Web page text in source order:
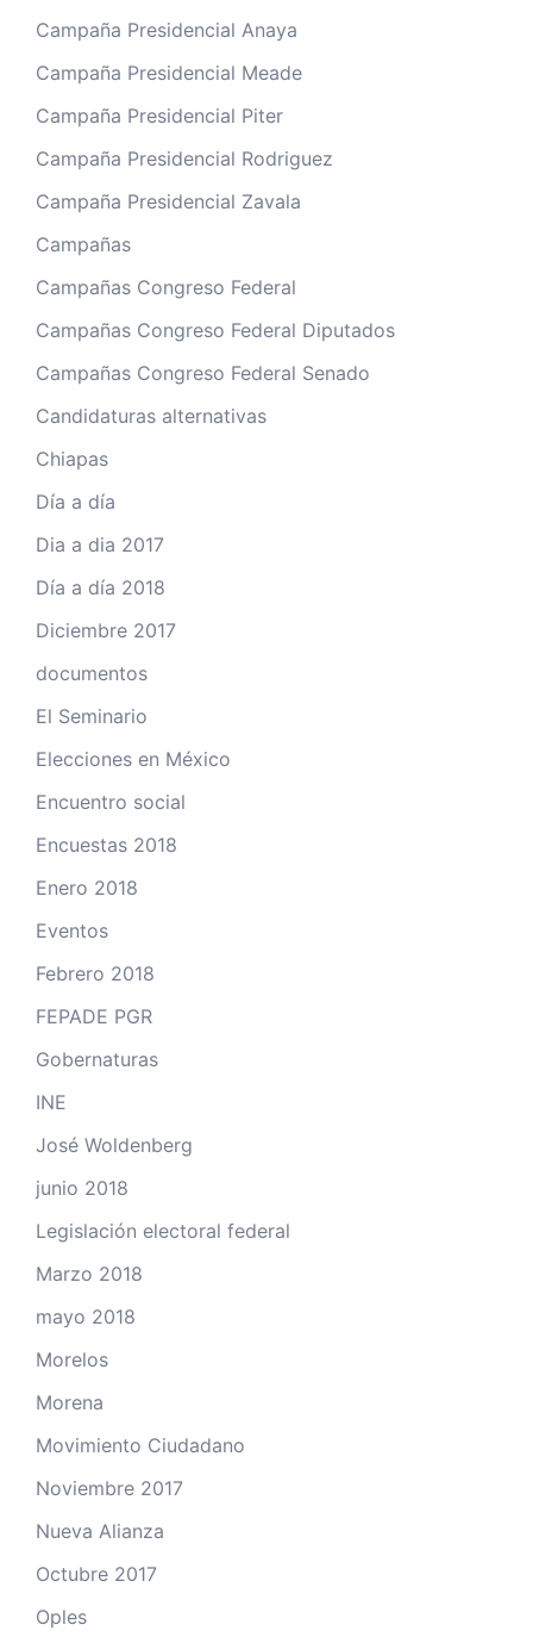
Campaña Presidencial Anaya
Campaña Presidencial Meade
Campaña Presidencial Piter
Campaña Presidencial Rodriguez
Campaña Presidencial Zavala
Campañas
Campañas Congreso Federal
Campañas Congreso Federal Diputados
Campañas Congreso Federal Senado
Candidaturas alternativas
Chiapas
Día a día
Dia a dia 2017
Día a día 2018
Diciembre 2017
documentos
El Seminario
Elecciones en México
Encuentro social
Encuestas 2018
Enero 2018
Eventos
Febrero 2018
FEPADE PGR
Gobernaturas
INE
José Woldenberg
junio 2018
Legislación electoral federal
Marzo 2018
mayo 2018
Morelos
Morena
Movimiento Ciudadano
Noviembre 2017
Nueva Alianza
Octubre 2017
Oples